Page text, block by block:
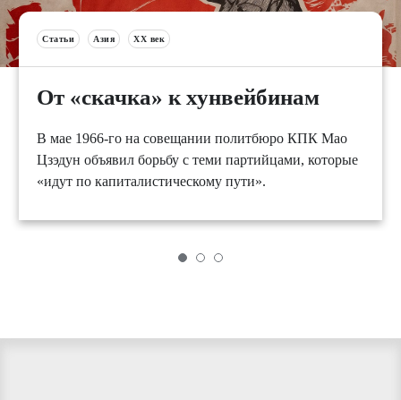
Статьи Азия XX век
От «скачка» к хунвейбинам
В мае 1966-го на совещании политбюро КПК Мао
Цзэдун объявил борьбу с теми партийцами, которые
«идут по капиталистическому пути».